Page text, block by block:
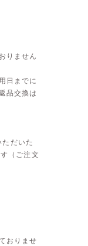
りません
日までに
品交換は
だいた
（ご注文
おりませ